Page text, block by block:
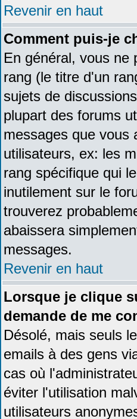
Revenir en haut
Comment puis-je
En général, vous ne
rang (le titre d'un
sujets de
plupart des forums
messages que vous
utilisateurs, ex: les
rang spécifique qui
inutilement sur le
trouverez
abaissera
messages.
Revenir en haut
Lorsque je clique
demande de me
Désolé, mais seuls
emails à des gens
cas où
éviter l'utilisation
utilisateurs